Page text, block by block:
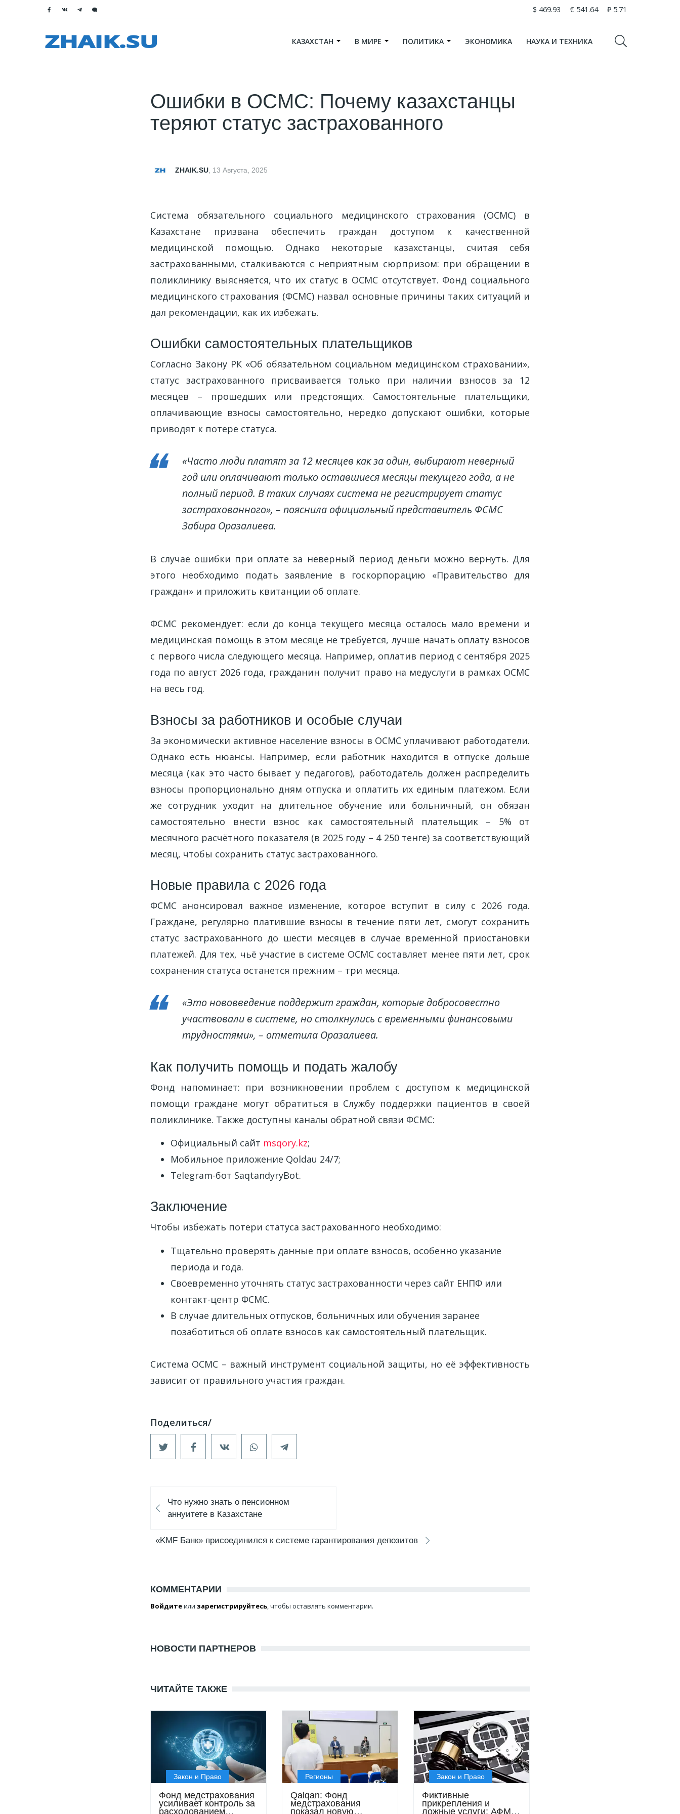
$ 469.93 € 541.64 ₽ 5.71
КАЗАХСТАН В МИРЕ ПОЛИТИКА ЭКОНОМИКА НАУКА И ТЕХНИКА
Ошибки в ОСМС: Почему казахстанцы
теряют статус застрахованного
ZHAIK.SU, 13 Августа, 2025
Система обязательного социального медицинского страхования (ОСМС) в
Казахстане призвана обеспечить граждан доступом к качественной
медицинской помощью. Однако некоторые казахстанцы, считая себя
застрахованными, сталкиваются с неприятным сюрпризом: при обращении в
поликлинику выясняется, что их статус в ОСМС отсутствует. Фонд социального
медицинского страхования (ФСМС) назвал основные причины таких ситуаций и
дал рекомендации, как их избежать.
Ошибки самостоятельных плательщиков
Согласно Закону РК «Об обязательном социальном медицинском страховании»,
статус застрахованного присваивается только при наличии взносов за 12
месяцев – прошедших или предстоящих. Самостоятельные плательщики,
оплачивающие взносы самостоятельно, нередко допускают ошибки, которые
приводят к потере статуса.
«Часто люди платят за 12 месяцев как за один, выбирают неверный
год или оплачивают только оставшиеся месяцы текущего года, а не
полный период. В таких случаях система не регистрирует статус
застрахованного», – пояснила официальный представитель ФСМС
Забира Оразалиева.
В случае ошибки при оплате за неверный период деньги можно вернуть. Для
этого необходимо подать заявление в госкорпорацию «Правительство для
граждан» и приложить квитанции об оплате.
ФСМС рекомендует: если до конца текущего месяца осталось мало времени и
медицинская помощь в этом месяце не требуется, лучше начать оплату взносов
с первого числа следующего месяца. Например, оплатив период с сентября 2025
года по август 2026 года, гражданин получит право на медуслуги в рамках ОСМС
на весь год.
Взносы за работников и особые случаи
За экономически активное население взносы в ОСМС уплачивают работодатели.
Однако есть нюансы. Например, если работник находится в отпуске дольше
месяца (как это часто бывает у педагогов), работодатель должен распределить
взносы пропорционально дням отпуска и оплатить их единым платежом. Если
же сотрудник уходит на длительное обучение или больничный, он обязан
самостоятельно внести взнос как самостоятельный плательщик – 5% от
месячного расчётного показателя (в 2025 году – 4 250 тенге) за соответствующий
месяц, чтобы сохранить статус застрахованного.
Новые правила с 2026 года
ФСМС анонсировал важное изменение, которое вступит в силу с 2026 года.
Граждане, регулярно платившие взносы в течение пяти лет, смогут сохранить
статус застрахованного до шести месяцев в случае временной приостановки
платежей. Для тех, чьё участие в системе ОСМС составляет менее пяти лет, срок
сохранения статуса останется прежним – три месяца.
«Это нововведение поддержит граждан, которые добросовестно
участвовали в системе, но столкнулись с временными финансовыми
трудностями», – отметила Оразалиева.
Как получить помощь и подать жалобу
Фонд напоминает: при возникновении проблем с доступом к медицинской
помощи граждане могут обратиться в Службу поддержки пациентов в своей
поликлинике. Также доступны каналы обратной связи ФСМС:
Официальный сайт msqory.kz;
Мобильное приложение Qoldau 24/7;
Telegram-бот SaqtandyryBot.
Заключение
Чтобы избежать потери статуса застрахованного необходимо:
Тщательно проверять данные при оплате взносов, особенно указание
периода и года.
Своевременно уточнять статус застрахованности через сайт ЕНПФ или
контакт-центр ФСМС.
В случае длительных отпусков, больничных или обучения заранее
позаботиться об оплате взносов как самостоятельный плательщик.
Система ОСМС – важный инструмент социальной защиты, но её эффективность
зависит от правильного участия граждан.
Что нужно знать о пенсионном
аннуитете в Казахстане
«KMF Банк» присоединился к системе гарантирования депозитов
КОММЕНТАРИИ
Войдитеили зарегистрируйтесь, чтобы оставлять комментарии.
НОВОСТИ ПАРТНЕРОВ
ЧИТАЙТЕ ТАКЖЕ
Закон и Право
Фонд медстрахования
усиливает контроль за
расходованием
Регионы
Qalqan: Фонд
медстрахования
показал новую
Закон и Право
Фиктивные
прикрепления и
ложные услуги: АФМ